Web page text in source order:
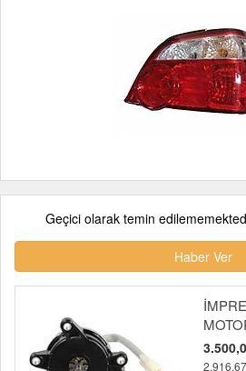
Geçici olarak temin
Haber Ver